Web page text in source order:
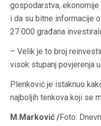
gospodarstva,
i da su bitne informacije
27 000 građana
– Velik je to broj
visok stupanj povjerenja
Plenković je istaknuo
najboljih tenkova koji se
M.Marković /Foto: